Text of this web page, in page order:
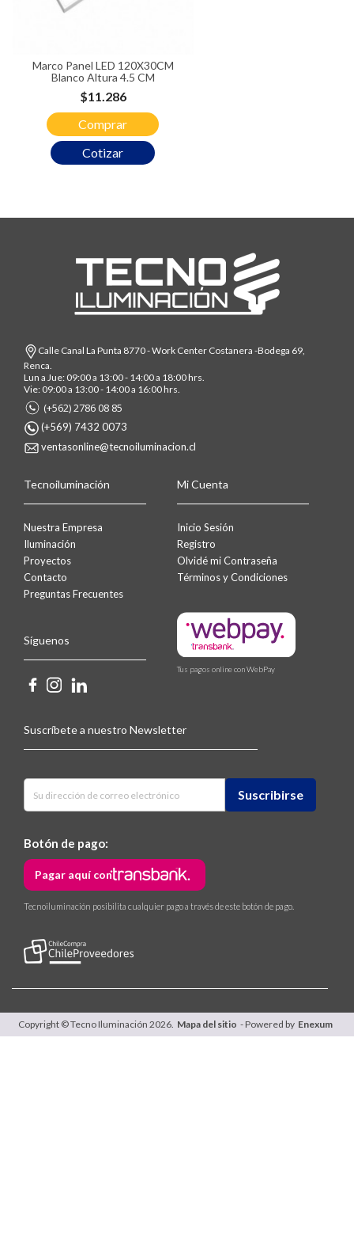
Marco Panel LED 120X30CM
Blanco Altura 4.5 CM
Cotizar
Precio
$11.286
Comprar
Calle Canal La Punta 8770 - Work Center Costanera -Bodega 69,
Renca.
Lun a Jue: 09:00 a 13:00 - 14:00 a 18:00 hrs.
Vie: 09:00 a 13:00 - 14:00 a 16:00 hrs.
(+562) 2786 08 85
(+569) 7432 0073
ventasonline@tecnoiluminacion.cl
Tecnoiluminación
Nuestra Empresa
Iluminación
Proyectos
Contacto
Preguntas Frecuentes
Síguenos
Mi Cuenta
Inicio Sesión
Registro
Olvidé mi Contraseña
Términos y Condiciones
Tus pagos online con WebPay
Suscríbete a nuestro Newsletter
Botón de pago:
Pagar aquí con
Tecnoiluminación posibilita cualquier pago a través de este botón de pago.
Copyright © Tecno Iluminación 2026. Mapa del sitio - Powered by Enexum